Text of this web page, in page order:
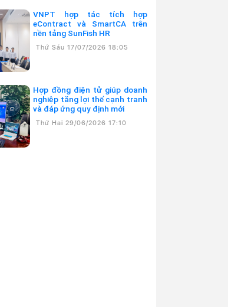
VNPT hợp tác tích hợp
eContract và SmartCA trên
nền tảng SunFish HR
Thứ Sáu 17/07/2026 18:05
Hợp đồng điện tử giúp doanh
nghiệp tăng lợi thế cạnh tranh
và đáp ứng quy định mới
Thứ Hai 29/06/2026 17:10